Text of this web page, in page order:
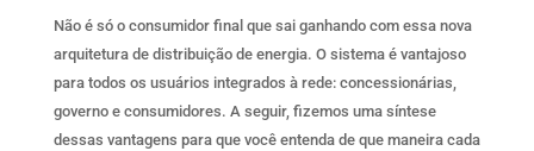
Não é só o consumidor final que sai ganhando com essa nova
arquitetura de distribuição de energia. O sistema é vantajoso
para todos os usuários integrados à rede: concessionárias,
governo e consumidores. A seguir, fizemos uma síntese
dessas vantagens para que você entenda de que maneira cada